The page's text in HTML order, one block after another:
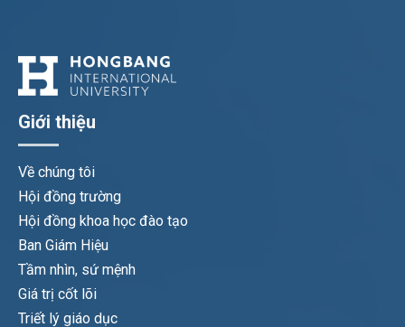
Giới thiệu
Về chúng tôi
Hội đồng trường
Hội đồng khoa học đào tạo
Ban Giám Hiệu
Tầm nhìn, sứ mệnh
Giá trị cốt lõi
Triết lý giáo dục